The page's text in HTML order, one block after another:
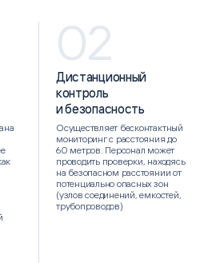
02
Дистанционный
контроль
и безопасность
Осуществляет бесконтактный
мониторинг с расстояния до
60 метров. Персонал может
проводить проверки, находясь
на безопасном расстоянии от
потенциально опасных зон
(узлов соединений, емкостей,
трубопроводов)